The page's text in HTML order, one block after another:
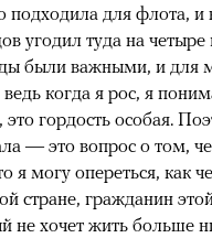
подходила для флота, и
угодил туда на четыре
были важными, и для
ведь когда я рос, я
это гордость особая.
— это вопрос о том,
я могу опереться, как
стране, гражданин
не хочет жить больше